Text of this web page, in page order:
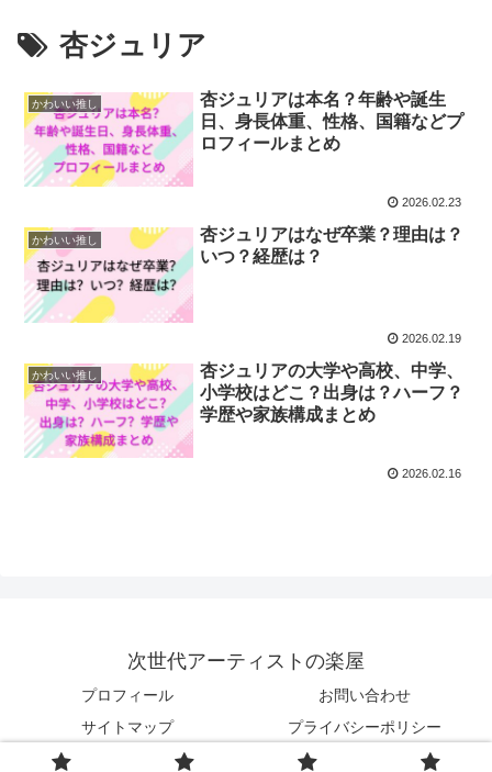
杏ジュリア
かわいい推し
杏ジュリアは本名？年齢や誕生
日、身長体重、性格、国籍などプ
ロフィールまとめ
2026.02.23
かわいい推し
杏ジュリアはなぜ卒業？理由は？
いつ？経歴は？
2026.02.19
かわいい推し
杏ジュリアの大学や高校、中学、
小学校はどこ？出身は？ハーフ？
学歴や家族構成まとめ
2026.02.16
次世代アーティストの楽屋
プロフィール
お問い合わせ
サイトマップ
プライバシーポリシー
© 2023 次世代アーティストの楽屋.